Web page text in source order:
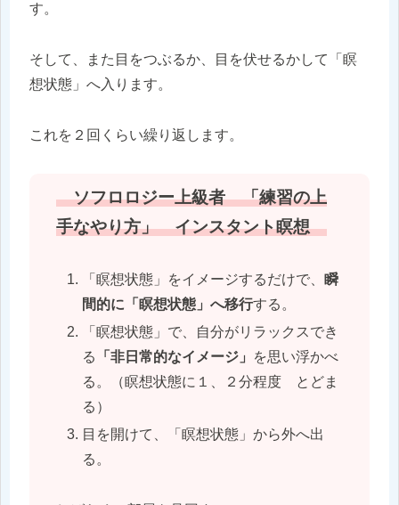
す。
そして、また目をつぶるか、目を伏せるかして「瞑
想状態」へ入ります。
これを２回くらい繰り返します。
ソフロロジー上級者 「練習の上
手なやり方」 インスタント瞑想
「瞑想状態」をイメージするだけで、瞬
間的に「瞑想状態」へ移行する。
「瞑想状態」で、自分がリラックスでき
る
「非日常的なイメージ」
を思い浮かべ
る。（瞑想状態に１、２分程度 とどま
る）
目を開けて、「瞑想状態」から外へ出
る。